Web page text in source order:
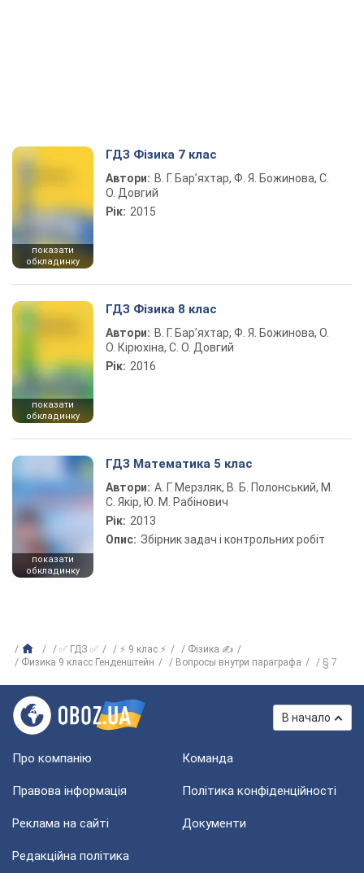
показати
обкладинку
ГДЗ Фізика 7 клас
Автори: В. Г. Бар’яхтар, Ф. Я. Божинова, С.
О. Довгий
Рік: 2015
показати
обкладинку
ГДЗ Фізика 8 клас
Автори: В. Г. Бар’яхтар, Ф. Я. Божинова, О.
О. Кірюхіна, С. О. Довгий
Рік: 2016
показати
обкладинку
ГДЗ Математика 5 клас
Автори: А. Г. Мерзляк, В. Б. Полонський, М.
С. Якір, Ю. М. Рабінович
Рік: 2013
Опис: Збірник задач і контрольних робіт
✅ ГДЗ ✅ ⚡ 9 клас ⚡
Фізика ✍
Физика 9 класс Генденштейн
Вопросы внутри параграфа § 7
В начало
Про компанію Команда
Правова інформація Політика конфіденційності
Реклама на сайті Документи
Редакційна політика